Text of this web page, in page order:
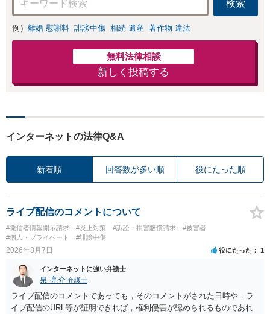
検索
例） 離婚 慰謝料 誹謗中傷 相続 遺産 著作物 違法
無料法律相談
新しく投稿する
インターネットの法律Q&A
新着順 回答数が多い順 役にたった順
ライブ配信のコメントについて
#発信者情報開示請求 #炎上対策 #訴訟・損害賠償請求
#被害者
#個人・プライベート
#誹謗中傷
2026年8月7日 役にたった 1
インターネットに強い弁護士
泉 亮介 弁護士
ライブ配信のコメントであっても，そのコメントがされた日時や，ラ
イブ配信のURL等が証明できれば，権利侵害が認められるものであれ